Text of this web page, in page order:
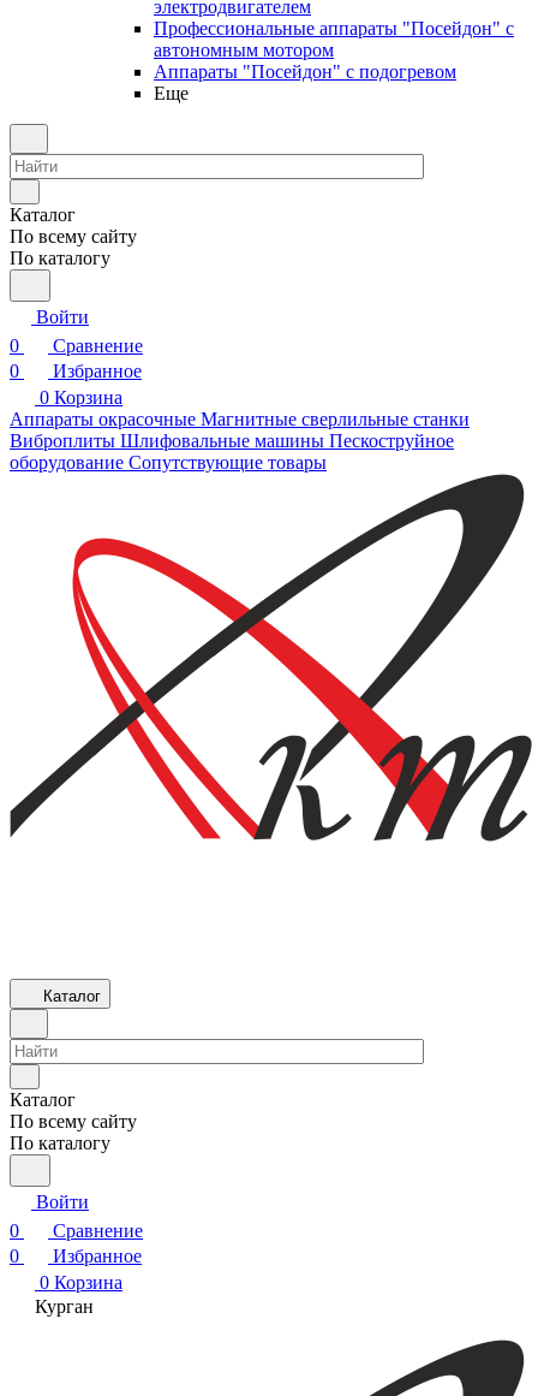
электродвигателем
Профессиональные аппараты "Посейдон" с
автономным мотором
Аппараты "Посейдон" с подогревом
Еще
Каталог
По всему сайту
По каталогу
Войти
0
Сравнение
0
Избранное
0 Корзина
Аппараты окрасочные Магнитные сверлильные станки
Виброплиты Шлифовальные машины Пескоструйное
оборудование Сопутствующие товары
Каталог
Каталог
По всему сайту
По каталогу
Войти
0
Сравнение
0
Избранное
0 Корзина
Курган